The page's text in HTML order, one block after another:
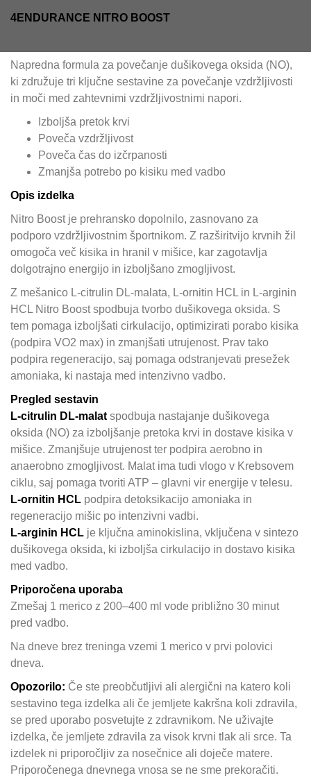
4ENDURANCE NITRO BOOST
Napredna formula za povečanje dušikovega oksida (NO),
ki združuje tri ključne sestavine za povečanje vzdržljivosti
in moči med zahtevnimi vzdržljivostnimi napori.
Izboljša pretok krvi
Poveča vzdržljivost
Poveča čas do izčrpanosti
Zmanjša potrebo po kisiku med vadbo
Opis izdelka
Nitro Boost je prehransko dopolnilo, zasnovano za
podporo vzdržljivostnim športnikom. Z razširitvijo krvnih žil
omogoča več kisika in hranil v mišice, kar zagotavlja
dolgotrajno energijo in izboljšano zmogljivost.
Z mešanico L-citrulin DL-malata, L-ornitin HCL in L-arginin
HCL Nitro Boost spodbuja tvorbo dušikovega oksida. S
tem pomaga izboljšati cirkulacijo, optimizirati porabo kisika
(podpira VO2 max) in zmanjšati utrujenost. Prav tako
podpira regeneracijo, saj pomaga odstranjevati presežek
amoniaka, ki nastaja med intenzivno vadbo.
Pregled sestavin
L-citrulin DL-malat spodbuja nastajanje dušikovega
oksida (NO) za izboljšanje pretoka krvi in dostave kisika v
mišice. Zmanjšuje utrujenost ter podpira aerobno in
anaerobno zmogljivost. Malat ima tudi vlogo v Krebsovem
ciklu, saj pomaga tvoriti ATP – glavni vir energije v telesu.
L-ornitin HCL podpira detoksikacijo amoniaka in
regeneracijo mišic po intenzivni vadbi.
L-arginin HCL je ključna aminokislina, vključena v sintezo
dušikovega oksida, ki izboljša cirkulacijo in dostavo kisika
med vadbo.
Priporočena uporaba
Zmešaj 1 merico z 200–400 ml vode približno 30 minut
pred vadbo.
Na dneve brez treninga vzemi 1 merico v prvi polovici
dneva.
Opozorilo: Če ste preobčutljivi ali alergični na katero koli
sestavino tega izdelka ali če jemljete kakršna koli zdravila,
se pred uporabo posvetujte z zdravnikom. Ne uživajte
izdelka, če jemljete zdravila za visok krvni tlak ali srce. Ta
izdelek ni priporočljiv za nosečnice ali doječe matere.
Priporočenega dnevnega vnosa se ne sme prekoračiti.